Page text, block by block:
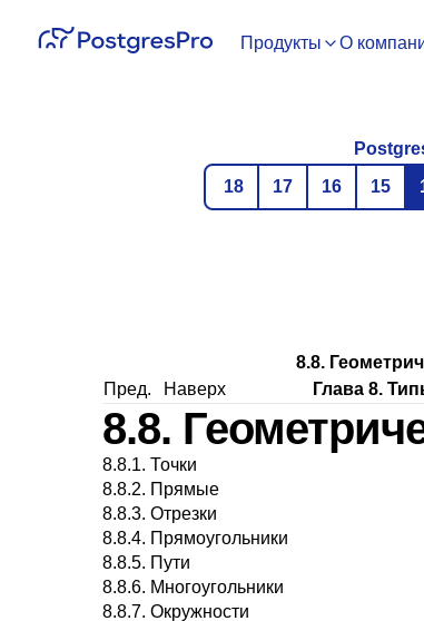
Продукты О
18
17 16 15
8.8.
Пред.
Наверх Глава 8.
8.8.
8.8.1. Точки
8.8.2. Прямые
8.8.3. Отрезки
8.8.4. Прямоугольники
8.8.5. Пути
8.8.6. Многоугольники
8.8.7. Окружности